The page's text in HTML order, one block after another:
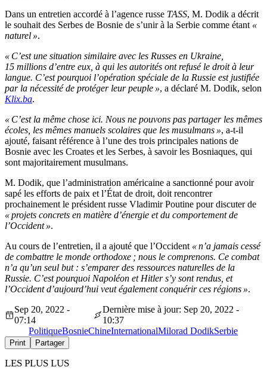
Dans un entretien accordé à l’agence russe TASS, M. Dodik a décrit
le souhait des Serbes de Bosnie de s’unir à la Serbie comme étant «
naturel ».
« C’est une situation similaire avec les Russes en Ukraine,
15 millions d’entre eux, à qui les autorités ont refusé le droit à leur
langue. C’est pourquoi l’opération spéciale de la Russie est justifiée
par la nécessité de protéger leur peuple », a déclaré M. Dodik, selon
Klix.ba.
« C’est la même chose ici. Nous ne pouvons pas partager les mêmes
écoles, les mêmes manuels scolaires que les musulmans », a-t-il
ajouté, faisant référence à l’une des trois principales nations de
Bosnie avec les Croates et les Serbes, à savoir les Bosniaques, qui
sont majoritairement musulmans.
M. Dodik, que l’administration américaine a sanctionné pour avoir
sapé les efforts de paix et l’État de droit, doit rencontrer
prochainement le président russe Vladimir Poutine pour discuter de
« projets concrets en matière d’énergie et du comportement de
l’Occident ».
Au cours de l’entretien, il a ajouté que l’Occident « n’a jamais cessé
de combattre le monde orthodoxe ; nous le comprenons. Ce combat
n’a qu’un seul but : s’emparer des ressources naturelles de la
Russie. C’est pourquoi Napoléon et Hitler s’y sont rendus, et
l’Occident d’aujourd’hui veut également conquérir ces régions ».
Sep 20, 2022 -
07:14
Dernière mise à jour: Sep 20, 2022 -
10:37
PolitiqueBosnieChineInternationalMilorad DodikSerbie
Print Partager
LES PLUS LUS